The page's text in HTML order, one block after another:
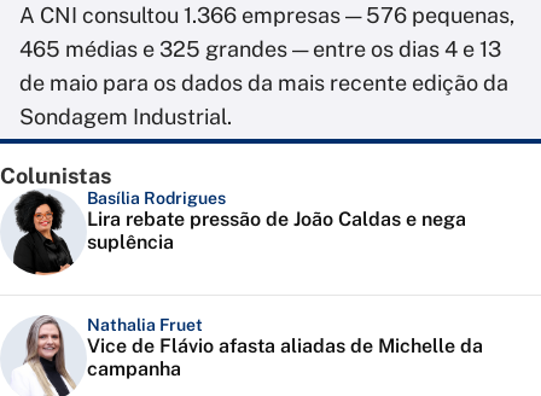
A CNI consultou 1.366 empresas — 576 pequenas,
465 médias e 325 grandes — entre os dias 4 e 13
de maio para os dados da mais recente edição da
Sondagem Industrial.
Colunistas
Basília Rodrigues
Lira rebate pressão de João Caldas e nega
suplência
Nathalia Fruet
Vice de Flávio afasta aliadas de Michelle da
campanha